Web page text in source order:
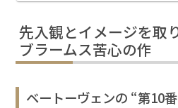
先入観とイメージを取
ブラームス苦心の作
ベートーヴェンの “第10